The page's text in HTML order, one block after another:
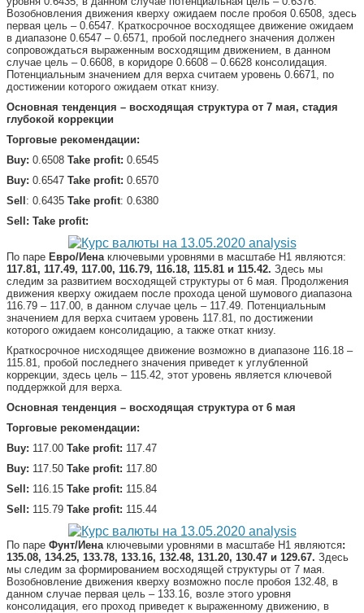
Возобновления движения кверху ожидаем после пробоя 0.6508, здесь
первая цель – 0.6547. Краткосрочное восходящее движение ожидаем
в диапазоне 0.6547 – 0.6571, пробой последнего значения должен
сопровождаться выраженным восходящим движением, в данном
случае цель – 0.6608, в коридоре 0.6608 – 0.6628 консолидация.
Потенциальным значением для верха считаем уровень 0.6671, по
достижении которого ожидаем откат книзу.
Основная тенденция – восходящая структура от 7 мая, стадия
глубокой коррекции
Торговые рекомендации:
Buy: 0.6508 Take profit: 0.6545
Buy: 0.6547 Take profit: 0.6570
Sell : 0.6435 Take profit: 0.6380
Sell: Take profit:
По паре Евро/Иена ключевыми уровнями в масштабе Н1 являются:
117.81, 117.49, 117.00, 116.79, 116.18, 115.81 и 115.42. Здесь мы
следим за развитием восходящей структуры от 6 мая. Продолжения
движения кверху ожидаем после прохода ценой шумового диапазона
116.79 – 117.00, в данном случае цель – 117.49. Потенциальным
значением для верха считаем уровень 117.81, по достижении
которого ожидаем консолидацию, а также откат книзу.
Краткосрочное нисходящее движение возможно в диапазоне 116.18 –
115.81, пробой последнего значения приведет к углубленной
коррекции, здесь цель – 115.42, этот уровень является ключевой
поддержкой для верха.
Основная тенденция – восходящая структура от 6 мая
Торговые рекомендации:
Buy: 117.00 Take profit: 117.47
Buy: 117.50 Take profit: 117.80
Sell: 116.15 Take profit: 115.84
Sell: 115.79 Take profit: 115.44
По паре Фунт/Иенаключевыми уровнями в масштабе Н1 являются:
135.08, 134.25, 133.78, 133.16, 132.48, 131.20, 130.47 и 129.67. Здесь
мы следим за формированием восходящей структуры от 7 мая.
Возобновление движения кверху возможно после пробоя 132.48, в
данном случае первая цель – 133.16, возле этого уровня
консолидация, его проход приведет к выраженному движению, в